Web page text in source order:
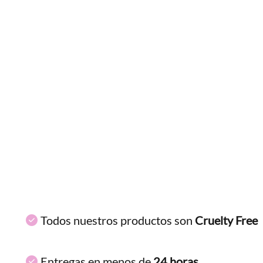
Todos nuestros productos son Cruelty Free